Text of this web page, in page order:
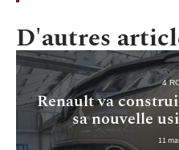
D'autres
4
Renault va
sa nouvelle
11